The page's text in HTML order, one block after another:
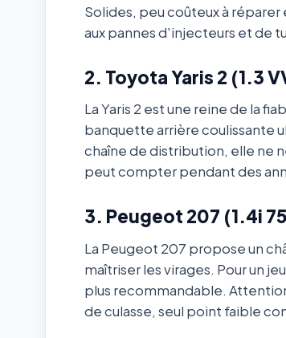
Solides, peu coûteux à
aux pannes d'injecteurs et de
2. Toyota Yaris 2 (1.3
La Yaris 2 est une reine de la
banquette arrière coulissante
chaîne de distribution, elle ne
peut compter pendant des
3. Peugeot 207 (1.4i
La Peugeot 207 propose un
maîtriser les virages. Pour un
plus recommandable.
de culasse, seul point faible